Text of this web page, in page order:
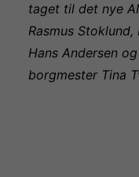
taget til det nye
Rasmus
Hans Andersen
borgmester Tina